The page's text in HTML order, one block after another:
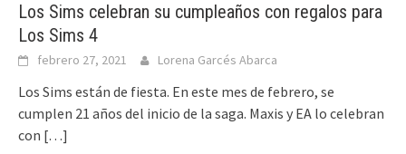
Los Sims celebran su cumpleaños con regalos para
Los Sims 4
febrero 27, 2021 Lorena Garcés Abarca
Los Sims están de fiesta. En este mes de febrero, se
cumplen 21 años del inicio de la saga. Maxis y EA lo celebran
con […]